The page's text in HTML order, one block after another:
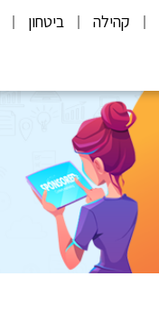
קהילה ביטחון